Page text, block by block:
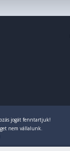
jogát fenntartjuk!
nem vállalunk.